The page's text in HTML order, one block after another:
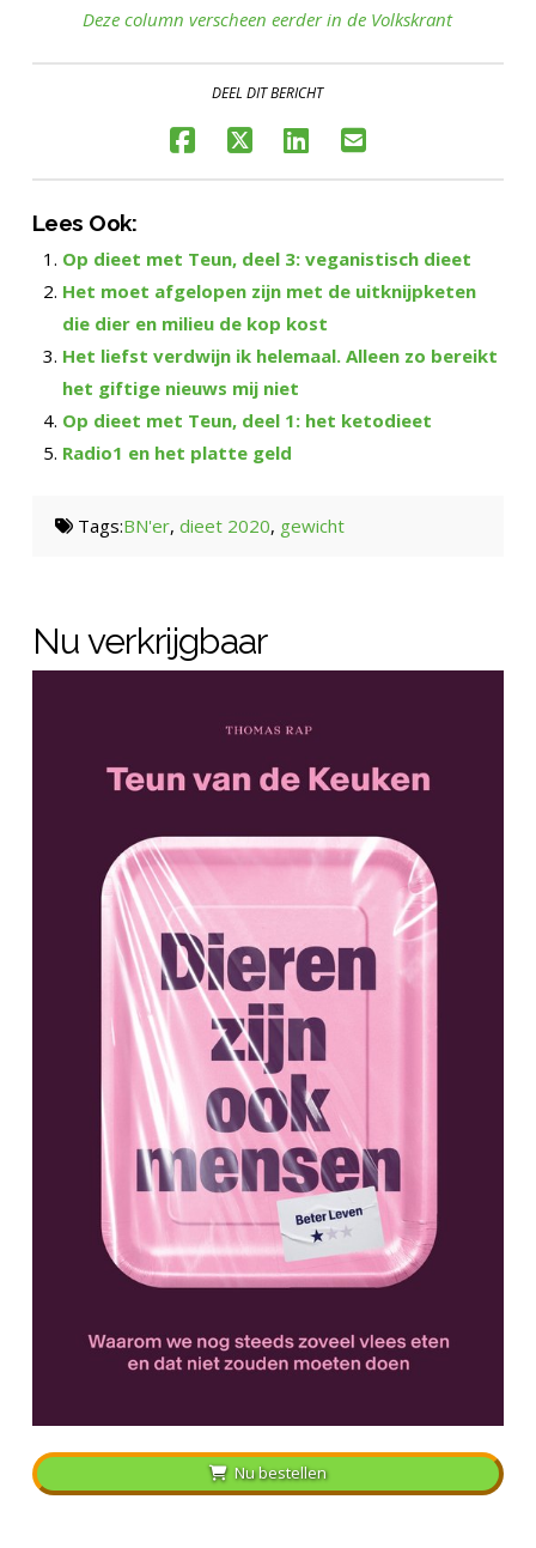
Deze column verscheen eerder in de Volkskrant
DEEL DIT BERICHT
Lees Ook:
Op dieet met Teun, deel 3: veganistisch dieet
Het moet afgelopen zijn met de uitknijpketen
die dier en milieu de kop kost
Het liefst verdwijn ik helemaal. Alleen zo bereikt
het giftige nieuws mij niet
Op dieet met Teun, deel 1: het ketodieet
Radio1 en het platte geld
Tags:BN'er,dieet 2020, gewicht
Nu verkrijgbaar
Nu bestellen